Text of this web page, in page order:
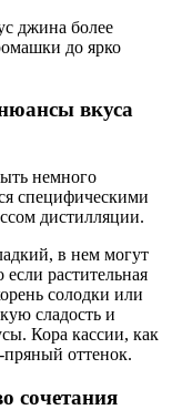
джина более
до ярко
вкуса
немного
специфическими
дистилляции.
в нем могут
растительная
солодки или
сладость и
Кора кассии, как
оттенок.
сочетания